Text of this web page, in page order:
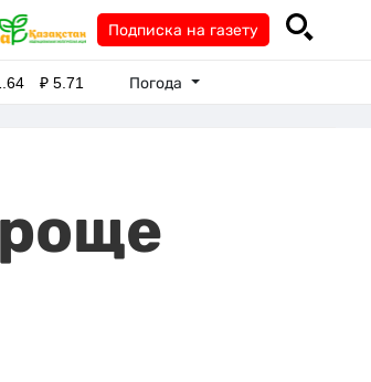
Подписка на газету
₽5.71 Погода